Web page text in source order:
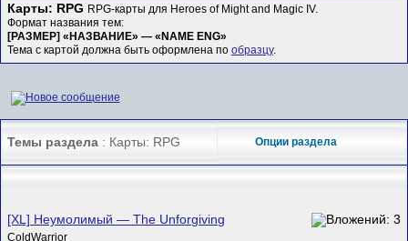
Карты: RPG RPG-карты для Heroes of Might and Magic IV.
Формат названия тем:
[РАЗМЕР] «НАЗВАНИЕ» — «NAME ENG»
Тема с картой должна быть оформлена по образцу.
Темы раздела : Карты: RPG Опции раздела
[XL] Неумолимый — The Unforgiving
ColdWarrior